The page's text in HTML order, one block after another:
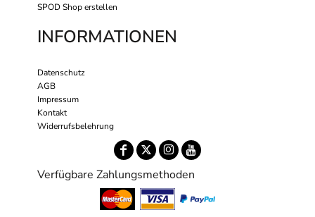
SPOD Shop erstellen
INFORMATIONEN
Datenschutz
AGB
Impressum
Kontakt
Widerrufsbelehrung
Verfügbare Zahlungsmethoden